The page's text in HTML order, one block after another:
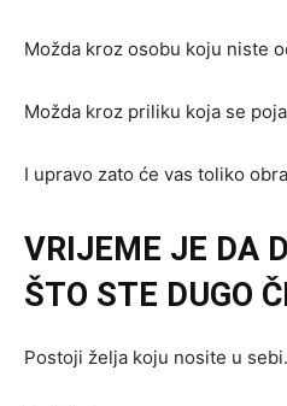
Možda kroz osobu koju niste
Možda kroz priliku koja se
I upravo zato će vas toliko
VRIJEME JE DA
ŠTO STE DUGO
Postoji želja koju nosite u sebi.